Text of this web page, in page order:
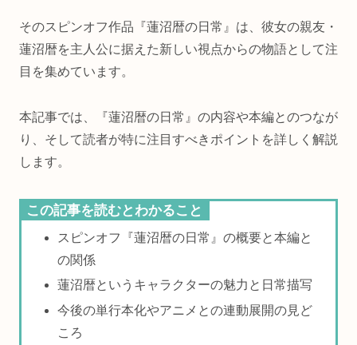
そのスピンオフ作品『蓮沼暦の日常』は、彼女の親友・
蓮沼暦を主人公に据えた新しい視点からの物語として注
目を集めています。
本記事では、『蓮沼暦の日常』の内容や本編とのつなが
り、そして読者が特に注目すべきポイントを詳しく解説
します。
この記事を読むとわかること
スピンオフ『蓮沼暦の日常』の概要と本編と
の関係
蓮沼暦というキャラクターの魅力と日常描写
今後の単行本化やアニメとの連動展開の見ど
ころ